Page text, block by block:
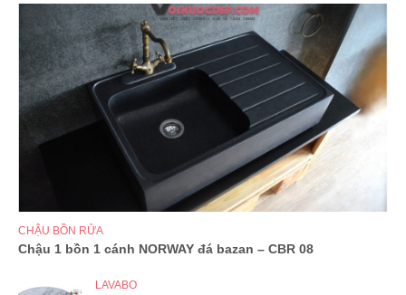
CHẬU BỒN RỬA
Chậu 1 bồn 1 cánh NORWAY đá bazan – CBR 08
LAVABO